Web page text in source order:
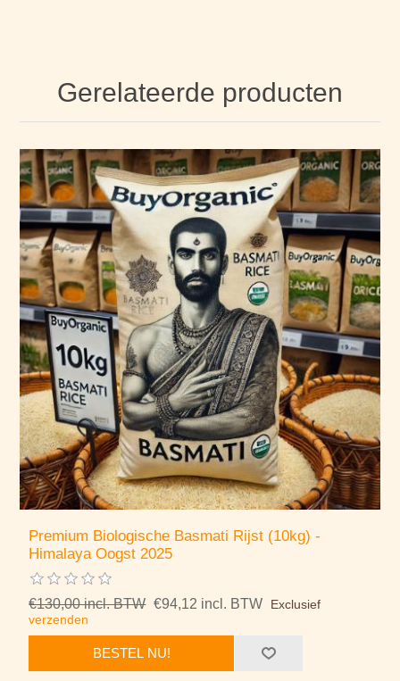
Gerelateerde producten
Premium Biologische Basmati Rijst (10kg) -
Himalaya Oogst 2025
€130,00 incl. BTW €94,12 incl. BTW
Exclusief
verzenden
BESTEL NU!